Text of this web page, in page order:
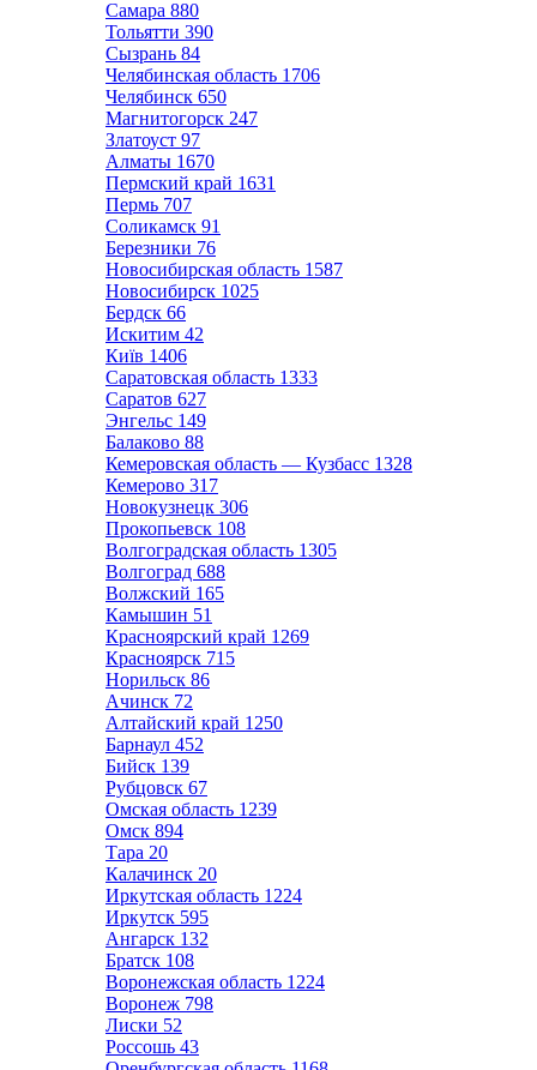
Самара 880
Тольятти 390
Сызрань 84
Челябинская область 1706
Челябинск 650
Магнитогорск 247
Златоуст 97
Алматы 1670
Пермский край 1631
Пермь 707
Соликамск 91
Березники 76
Новосибирская область 1587
Новосибирск 1025
Бердск 66
Искитим 42
Київ 1406
Саратовская область 1333
Саратов 627
Энгельс 149
Балаково 88
Кемеровская область — Кузбасс 1328
Кемерово 317
Новокузнецк 306
Прокопьевск 108
Волгоградская область 1305
Волгоград 688
Волжский 165
Камышин 51
Красноярский край 1269
Красноярск 715
Норильск 86
Ачинск 72
Алтайский край 1250
Барнаул 452
Бийск 139
Рубцовск 67
Омская область 1239
Омск 894
Тара 20
Калачинск 20
Иркутская область 1224
Иркутск 595
Ангарск 132
Братск 108
Воронежская область 1224
Воронеж 798
Лиски 52
Россошь 43